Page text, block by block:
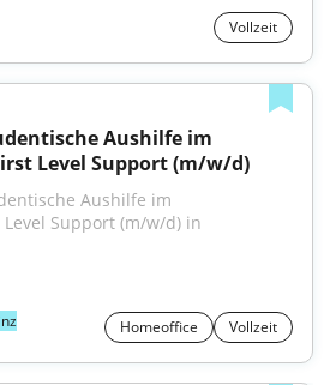
Vollzeit
Level Support (m/w/d)
Support (m/w/d) in
Homeoffice Vollzeit